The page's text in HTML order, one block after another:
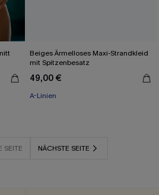
Beiges Ärmelloses Maxi-Strandkleid
mit Spitzenbesatz
49,00 €
A-Linien
SEITE NÄCHSTE SEITE